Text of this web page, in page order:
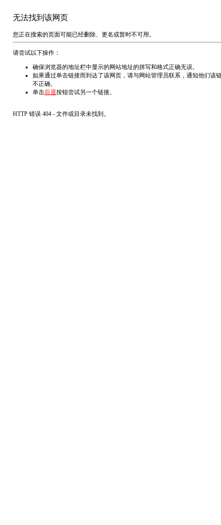
无法找到该网页
您正在搜索的页面可能已经删除、更名或暂时不可用。
请尝试以下操作：
确保浏览器的地址栏中显示的网站地址的拼写和格式正确无误。
如果通过单击链接而到达了该网页，请与网站管理员联系，通知他们该
不正确。
单击后退按钮尝试另一个链接。
HTTP 错误 404 - 文件或目录未找到。